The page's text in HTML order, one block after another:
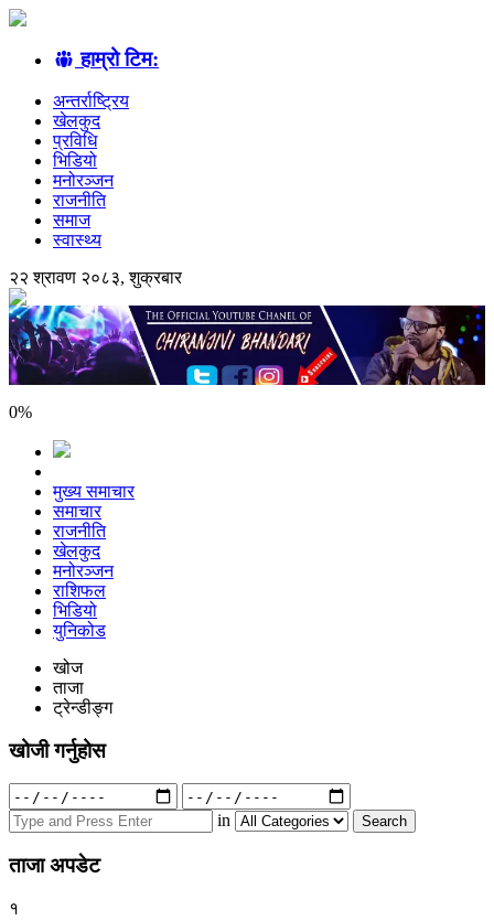
हाम्रो टिम:
अन्तर्राष्ट्रिय
खेलकुद
प्रविधि
भिडियो
मनोरञ्जन
राजनीति
समाज
स्वास्थ्य
२२ श्रावण २०८३, शुक्रबार
0%
मुख्य समाचार
समाचार
राजनीति
खेलकुद
मनोरञ्जन
राशिफल
भिडियो
युनिकोड
खोज
ताजा
ट्रेन्डीङ्ग
खोजी गर्नुहोस
Search
for:
in
ताजा अपडेट
१